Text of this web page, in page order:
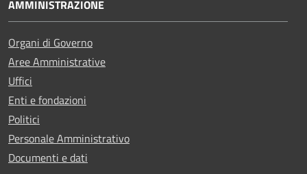
AMMINISTRAZIONE
Organi di Governo
Aree Amministrative
Uffici
Enti e fondazioni
Politici
Personale Amministrativo
Documenti e dati